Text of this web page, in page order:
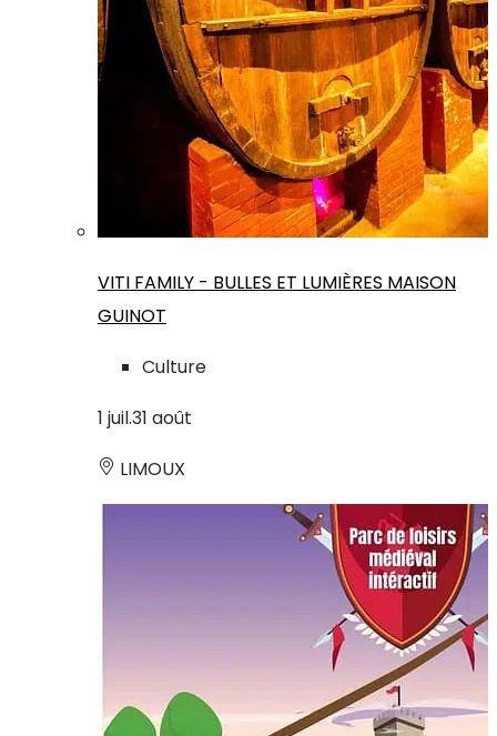
VITI FAMILY - BULLES ET LUMIÈRES MAISON
GUINOT
Culture
1 juil.31 août
LIMOUX